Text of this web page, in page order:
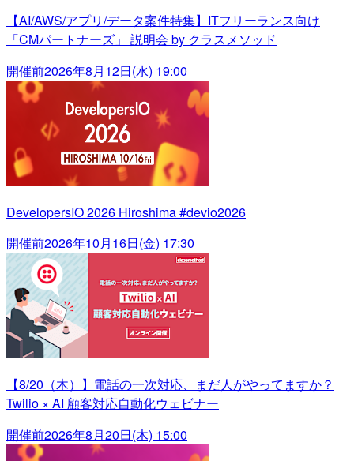
【AI/AWS/アプリ/データ案件特集】ITフリーランス向け
「CMパートナーズ」 説明会 by クラスメソッド
開催前2026年8月12日(水) 19:00
DevelopersIO 2026 Hiroshima #devio2026
開催前2026年10月16日(金) 17:30
【8/20（木）】電話の一次対応、まだ人がやってますか？
Twilio × AI 顧客対応自動化ウェビナー
開催前2026年8月20日(木) 15:00